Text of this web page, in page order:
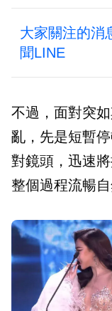
大家關注的消
聞LINE
不過，面對突
亂，先是短暫
對鏡頭，迅速
整個過程流暢